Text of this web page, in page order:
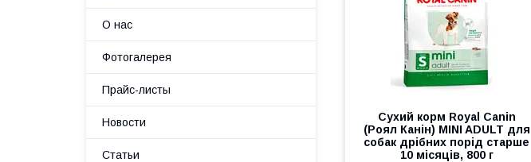
Сухий корм Royal Canin
(Роял Канін) MINI ADULT для
собак дрібних порід старше
10 місяців, 800 г
О нас
Фотогалерея
Прайс-листы
Новости
Статьи